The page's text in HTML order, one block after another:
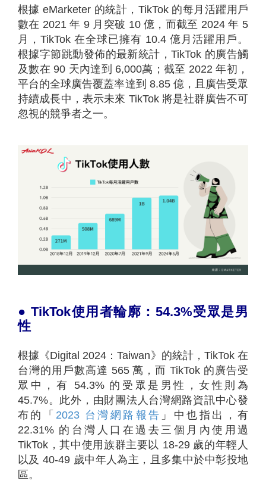
根據 eMarketer 的統計，TikTok 的每月活躍用戶
數在 2021 年 9 月突破 10 億，而截至 2024 年 5
月，TikTok 在全球已擁有 10.4 億月活躍用戶。
根據字節跳動發佈的最新統計，TikTok 的廣告觸
及數在 90 天內達到 6,000萬；截至 2022 年初，
平台的全球廣告覆蓋率達到 8.85 億，且廣告受眾
持續成長中，表示未來 TikTok 將是社群廣告不可
忽視的競爭者之一。
●TikTok使用者輪廓： 54.3%受眾是男
性
根據《Digital 2024：Taiwan》的統計，TikTok 在
台灣的用戶數高達 565 萬，而 TikTok 的廣告受
眾中，有 54.3% 的受眾是男性，女性則為
45.7%。此外，由財團法人台灣網路資訊中心發
布的「 2023 台灣網路報告 」中也指出，有
22.31% 的台灣人口在過去三個月內使用過
TikTok，其中使用族群主要以 18-29 歲的年輕人
以及 40-49 歲中年人為主，且多集中於中彰投地
區。